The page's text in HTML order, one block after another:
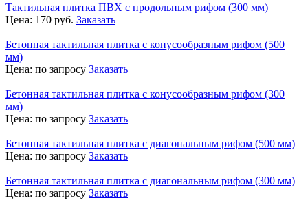
Тактильная плитка ПВХ с продольным рифом (300 мм)
Цена: 170 руб. Заказать
Бетонная тактильная плитка с конусообразным рифом (500
мм)
Цена: по запросу Заказать
Бетонная тактильная плитка с конусообразным рифом (300
мм)
Цена: по запросу Заказать
Бетонная тактильная плитка с диагональным рифом (500 мм)
Цена: по запросу Заказать
Бетонная тактильная плитка с диагональным рифом (300 мм)
Цена: по запросу Заказать